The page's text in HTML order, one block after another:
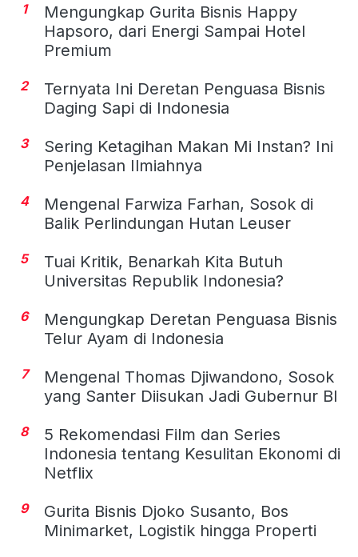
1
Mengungkap Gurita Bisnis Happy
Hapsoro, dari Energi Sampai Hotel
Premium
2
Ternyata Ini Deretan Penguasa Bisnis
Daging Sapi di Indonesia
3
Sering Ketagihan Makan Mi Instan? Ini
Penjelasan Ilmiahnya
4
Mengenal Farwiza Farhan, Sosok di
Balik Perlindungan Hutan Leuser
5
Tuai Kritik, Benarkah Kita Butuh
Universitas Republik Indonesia?
6
Mengungkap Deretan Penguasa Bisnis
Telur Ayam di Indonesia
7
Mengenal Thomas Djiwandono, Sosok
yang Santer Diisukan Jadi Gubernur BI
8
5 Rekomendasi Film dan Series
Indonesia tentang Kesulitan Ekonomi di
Netflix
9
Gurita Bisnis Djoko Susanto, Bos
Minimarket, Logistik hingga Properti